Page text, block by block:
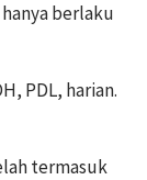
berlaku
PDL, harian.
termasuk